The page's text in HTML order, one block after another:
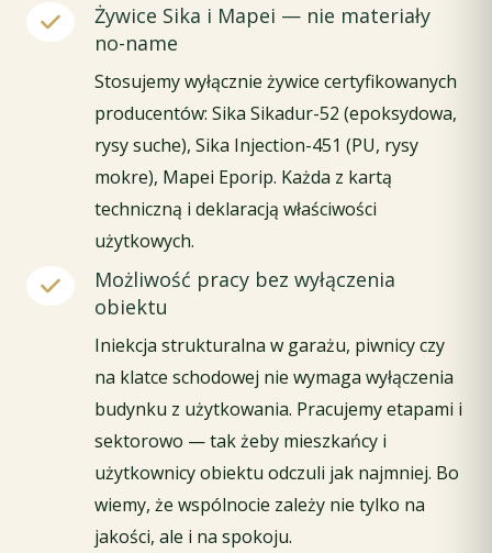
Żywice Sika i Mapei — nie materiały
no-name
Stosujemy wyłącznie żywice certyfikowanych
producentów: Sika Sikadur-52 (epoksydowa,
rysy suche), Sika Injection-451 (PU, rysy
mokre), Mapei Eporip. Każda z kartą
techniczną i deklaracją właściwości
użytkowych.
Możliwość pracy bez wyłączenia
obiektu
Iniekcja strukturalna w garażu, piwnicy czy
na klatce schodowej nie wymaga wyłączenia
budynku z użytkowania. Pracujemy etapami i
sektorowo — tak żeby mieszkańcy i
użytkownicy obiektu odczuli jak najmniej. Bo
wiemy, że wspólnocie zależy nie tylko na
jakości, ale i na spokoju.